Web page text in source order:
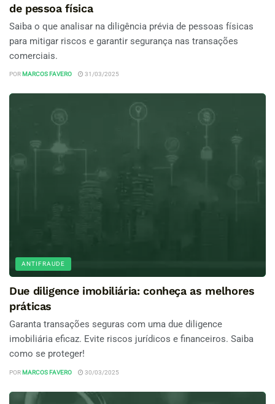
de pessoa física
Saiba o que analisar na diligência prévia de pessoas físicas
para mitigar riscos e garantir segurança nas transações
comerciais.
POR MARCOS FAVERO 31/03/2025
ANTIFRAUDE
Due diligence imobiliária: conheça as melhores
práticas
Garanta transações seguras com uma due diligence
imobiliária eficaz. Evite riscos jurídicos e financeiros. Saiba
como se proteger!
POR MARCOS FAVERO 30/03/2025